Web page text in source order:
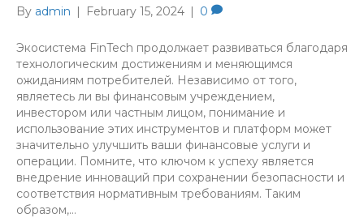
By admin | February 15, 2024 | 0
Экосистема FinTech продолжает развиваться благодаря
технологическим достижениям и меняющимся
ожиданиям потребителей. Независимо от того,
являетесь ли вы финансовым учреждением,
инвестором или частным лицом, понимание и
использование этих инструментов и платформ может
значительно улучшить ваши финансовые услуги и
операции. Помните, что ключом к успеху является
внедрение инноваций при сохранении безопасности и
соответствия нормативным требованиям. Таким
образом,…